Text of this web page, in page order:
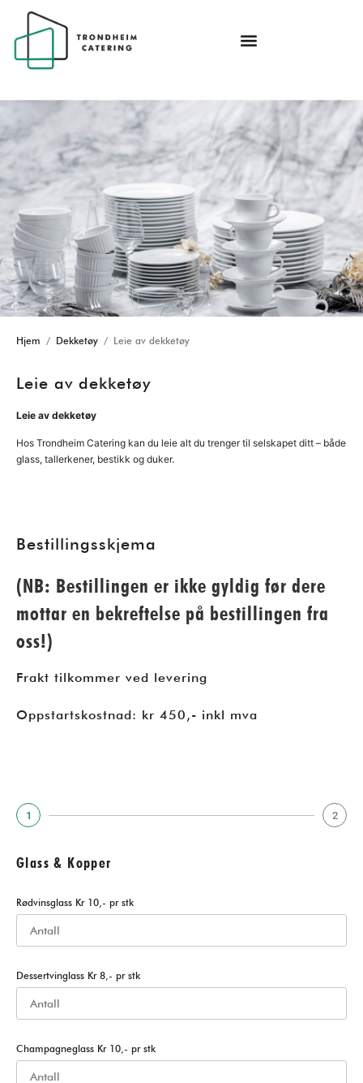
Hjem / Dekketøy / Leie av dekketøy
Leie av dekketøy
Leie av dekketøy
Hos Trondheim Catering kan du leie alt du trenger til selskapet ditt – både
glass, tallerkener, bestikk og duker.
Bestillingsskjema
(NB: Bestillingen er ikke gyldig før dere
mottar en bekreftelse på bestillingen fra
oss!)
Frakt tilkommer ved levering
Oppstartskostnad: kr 450,- inkl mva
1 2
Glass & Kopper
Rødvinsglass Kr 10,- pr stk
Dessertvinglass Kr 8,- pr stk
Champagneglass Kr 10,- pr stk